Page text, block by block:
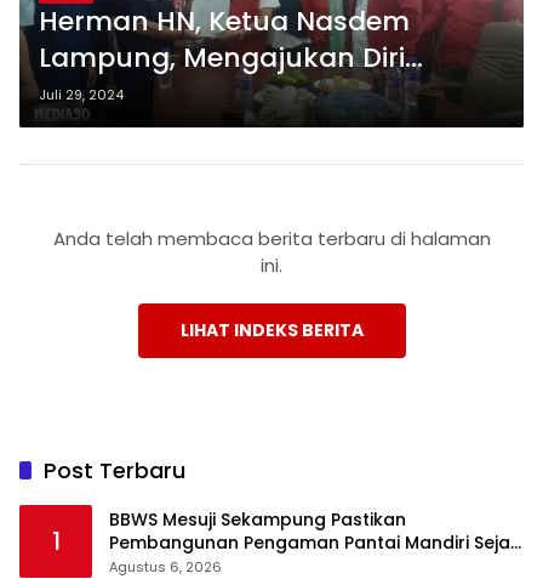
Herman HN, Ketua Nasdem
Lampung, Mengajukan Diri
Sebagai Calon Gubernur
Lampung Melalui PSI
Juli 29, 2024
Anda telah membaca berita terbaru di halaman
ini.
LIHAT INDEKS BERITA
Post Terbaru
1
BBWS Mesuji Sekampung Pastikan
Pembangunan Pengaman Pantai Mandiri Sejati
Krui Penuhi Spesifikasi Teknis
Agustus 6, 2026